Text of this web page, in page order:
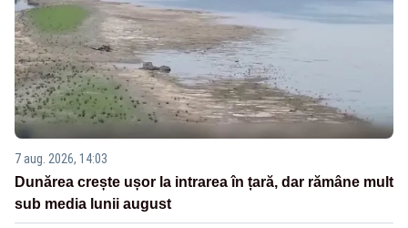
7 aug. 2026, 14:03
Dunărea crește ușor la intrarea în țară, dar rămâne mult
sub media lunii august